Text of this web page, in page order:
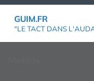
Aller
GUIM.FR
"LE TACT DANS